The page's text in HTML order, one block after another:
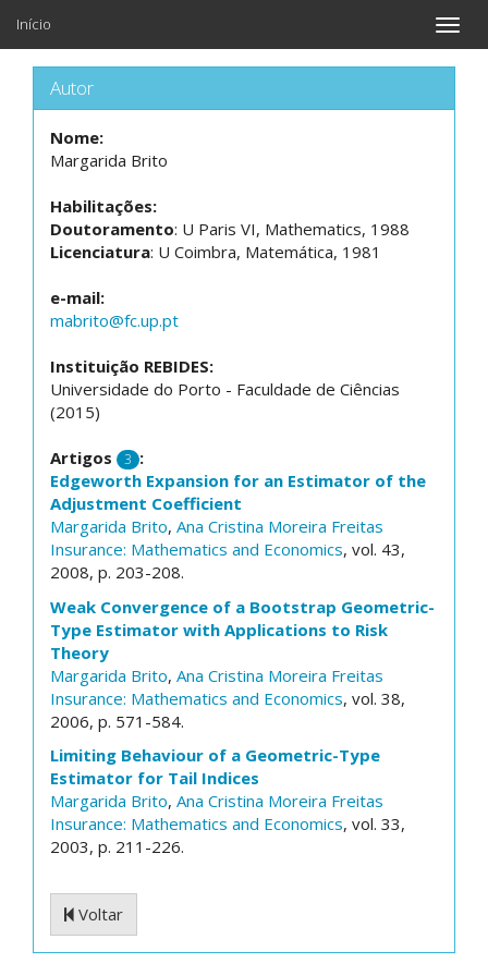
Toggle
Início
Autor
Nome:
Margarida Brito
Habilitações:
Doutoramento: U Paris VI, Mathematics, 1988
Licenciatura: U Coimbra, Matemática, 1981
e-mail:
mabrito@fc.up.pt
Instituição REBIDES:
Universidade do Porto - Faculdade de Ciências
(2015)
Artigos 3 :
Edgeworth Expansion for an Estimator of the
Adjustment Coefficient
Margarida Brito, Ana Cristina Moreira Freitas
Insurance: Mathematics and Economics, vol. 43,
2008, p. 203-208.
Weak Convergence of a Bootstrap Geometric-
Type Estimator with Applications to Risk
Theory
Margarida Brito, Ana Cristina Moreira Freitas
Insurance: Mathematics and Economics, vol. 38,
2006, p. 571-584.
Limiting Behaviour of a Geometric-Type
Estimator for Tail Indices
Margarida Brito, Ana Cristina Moreira Freitas
Insurance: Mathematics and Economics, vol. 33,
2003, p. 211-226.
Voltar